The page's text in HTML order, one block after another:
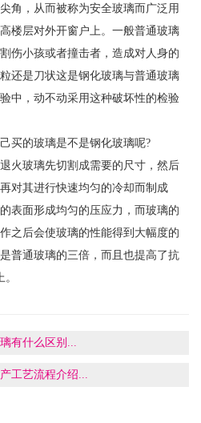
角，从而被称为安全玻璃而广泛用
楼层对外开窗户上。一般普通玻璃
伤小孩或者撞击者，造成对人身的
还是刀状这是钢化玻璃与普通玻璃
中，动不动采用这种破坏性的检验
的玻璃是不是钢化玻璃呢?
玻璃先切割成需要的尺寸，然后
对其进行快速均匀的冷却而制成
表面形成均匀的压应力，而玻璃的
之后会使玻璃的性能得到大幅度的
普通玻璃的三倍，而且也提高了抗
有什么区别...
工艺流程介绍...